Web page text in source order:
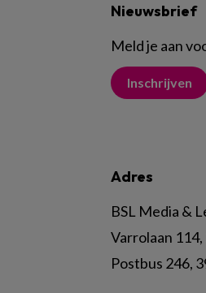
Nieuwsbrief
Meld je aan
Inschrijven
Adres
BSL Media &
Varrolaan
Postbus 246,